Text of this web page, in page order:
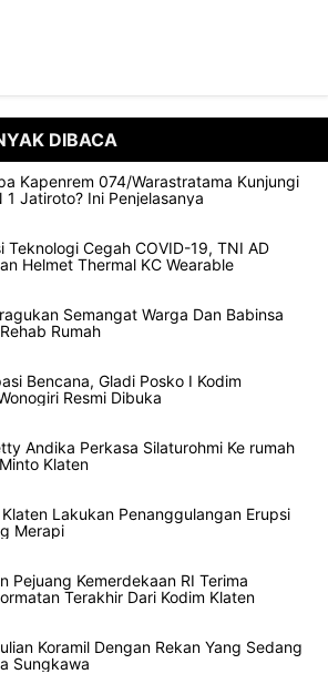
DIBACA
Kapenrem 074/Warastratama Kunjungi
1 Jatiroto? Ini Penjelasanya
Teknologi Cegah COVID-19, TNI AD
Helmet Thermal KC Wearable
Semangat Warga Dan Babinsa
Rumah
Bencana, Gladi Posko I Kodim
Resmi Dibuka
Andika Perkasa Silaturohmi Ke rumah
Klaten
Klaten Lakukan Penanggulangan Erupsi
Merapi
Pejuang Kemerdekaan RI Terima
Terakhir Dari Kodim Klaten
Koramil Dengan Rekan Yang Sedang
Sungkawa